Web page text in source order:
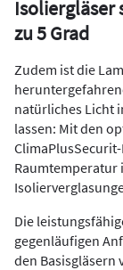
Isoliergläser
zu 5 Grad
Zudem ist die
natürliches Licht
lassen: Mit den
Raumtemperatur
Die
gegenläufigen
den Basisgläsern